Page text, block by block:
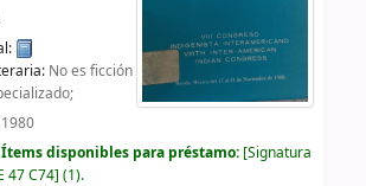
No es ficción
Ítems disponibles para préstamo: Signatura
47 C74 (1).